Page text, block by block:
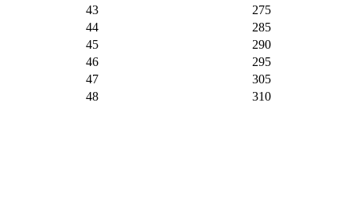
43
275
44
285
45
290
46
295
47
305
48
310